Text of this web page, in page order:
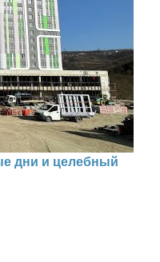
дни и целебный